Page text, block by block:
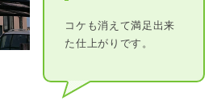
コケも消えて満足出来
た仕上がりです。